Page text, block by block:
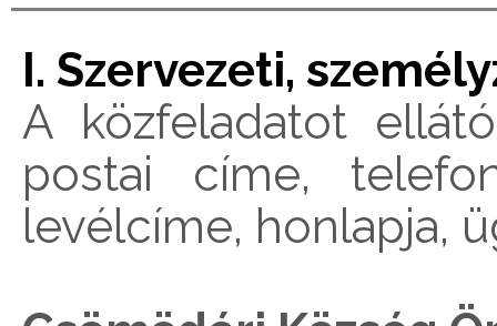
I. Szervezeti,
A közfeladatot
postai címe,
levélcíme, honlapja,